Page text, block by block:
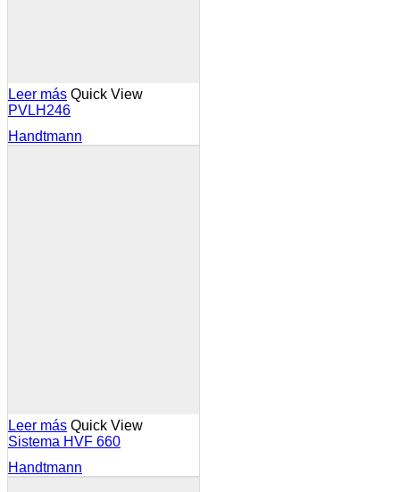
Leer más Quick View
PVLH246
Handtmann
Leer más Quick View
Sistema HVF 660
Handtmann